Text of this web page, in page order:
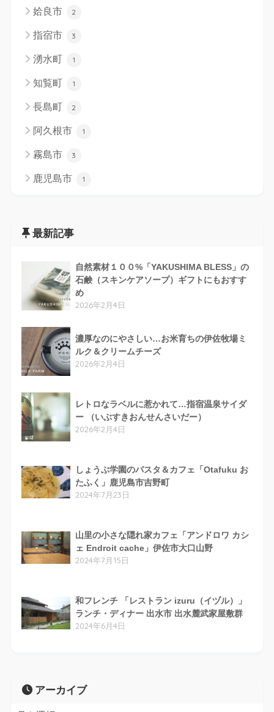
姶良市 2
指宿市 3
湧水町 1
知覧町 1
長島町 2
阿久根市 1
霧島市 3
鹿児島市 1
最新記事
自然素材１００%「YAKUSHIMA BLESS」の
石鹸（スキンケアソープ）ギフトにもおすす
め
2026年2月4日
濃厚なのにやさしい…お米育ちの伊佐牧場ミ
ルク＆クリームチーズ
2026年2月4日
レトロなラベルに惹かれて…指宿温泉サイダ
ー （いぶすきおんせんさいだー）
2026年2月4日
しょうぶ学園のパスタ＆カフェ「Otafuku お
たふく」鹿児島市吉野町
2024年7月23日
山里の小さな隠れ家カフェ「アンドロワ カシ
ェ Endroit cache」伊佐市大口山野
2024年7月15日
和フレンチ 「レストラン izuru（イヅル）」
ランチ・ディナー 出水市 出水麓武家屋敷群
2024年6月4日
アーカイブ